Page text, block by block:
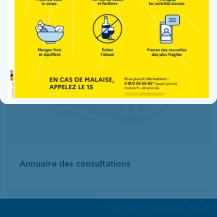
Annuaire des consultations